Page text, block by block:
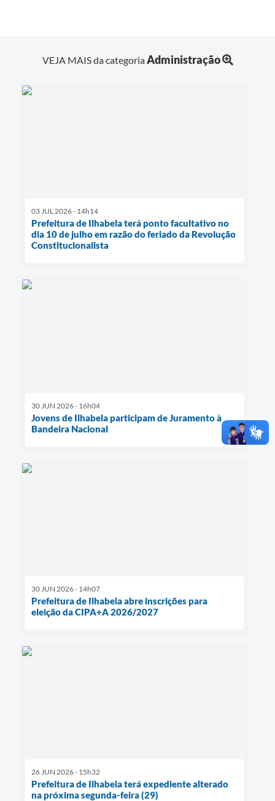
VEJA MAIS da categoriaAdministração
03 JUL 2026 - 14h14
Prefeitura de Ilhabela terá ponto facultativo no
dia 10 de julho em razão do feriado da Revolução
Constitucionalista
30 JUN 2026 - 16h04
Jovens de Ilhabela participam de Juramento à
Bandeira Nacional
30 JUN 2026 - 14h07
Prefeitura de Ilhabela abre inscrições para
eleição da CIPA+A 2026/2027
26 JUN 2026 - 15h32
Prefeitura de Ilhabela terá expediente alterado
na próxima segunda-feira (29)